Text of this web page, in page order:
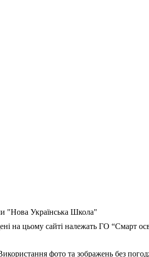
"Нова Українська Школа"
на цьому сайті належать ГО “Смарт
фото та зображень без